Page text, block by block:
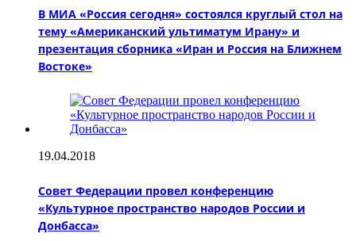
В МИА «Россия сегодня» состоялся круглый стол на
тему «Американский ультиматум Ирану» и
презентация сборника «Иран и Россия на Ближнем
Востоке»
19.04.2018
Совет Федерации провел конференцию
«Культурное пространство народов России и
Донбасса»